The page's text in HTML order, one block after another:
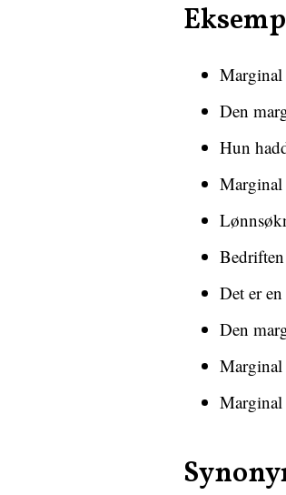
Marginal
Den
Hun
Marginal
Det er
Den
Marginal
Marginal